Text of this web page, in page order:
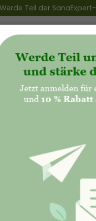
Werde Teil der
Club